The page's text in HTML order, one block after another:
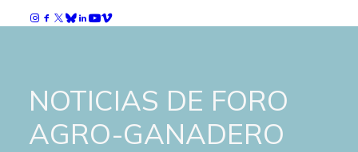
NOTICIAS DE FORO
AGRO-GANADERO